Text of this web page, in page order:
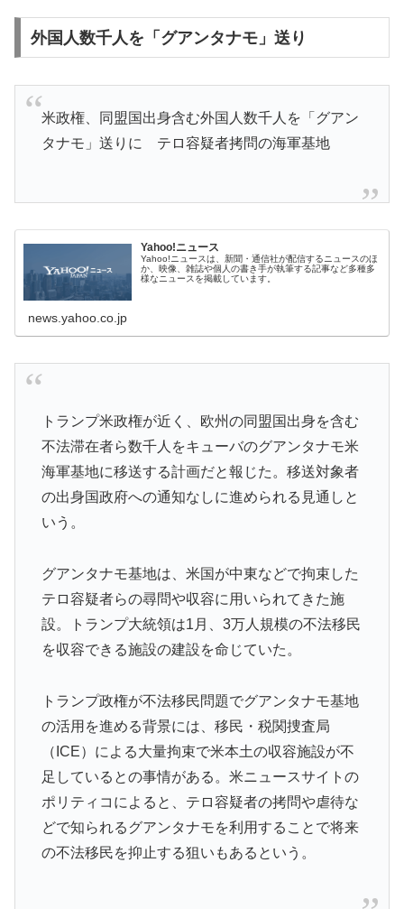
外国人数千人を「グアンタナモ」送り
米政権、同盟国出身含む外国人数千人を「グアン
タナモ」送りに テロ容疑者拷問の海軍基地
Yahoo!ニュース
Yahoo!ニュースは、新聞・通信社が配信するニュースのほ
か、映像、雑誌や個人の書き手が執筆する記事など多種多
様なニュースを掲載しています。
news.yahoo.co.jp
トランプ米政権が近く、欧州の同盟国出身を含む
不法滞在者ら数千人をキューバのグアンタナモ米
海軍基地に移送する計画だと報じた。移送対象者
の出身国政府への通知なしに進められる見通しと
いう。
グアンタナモ基地は、米国が中東などで拘束した
テロ容疑者らの尋問や収容に用いられてきた施
設。トランプ大統領は1月、3万人規模の不法移民
を収容できる施設の建設を命じていた。
トランプ政権が不法移民問題でグアンタナモ基地
の活用を進める背景には、移民・税関捜査局
（ICE）による大量拘束で米本土の収容施設が不
足しているとの事情がある。米ニュースサイトの
ポリティコによると、テロ容疑者の拷問や虐待な
どで知られるグアンタナモを利用することで将来
の不法移民を抑止する狙いもあるという。